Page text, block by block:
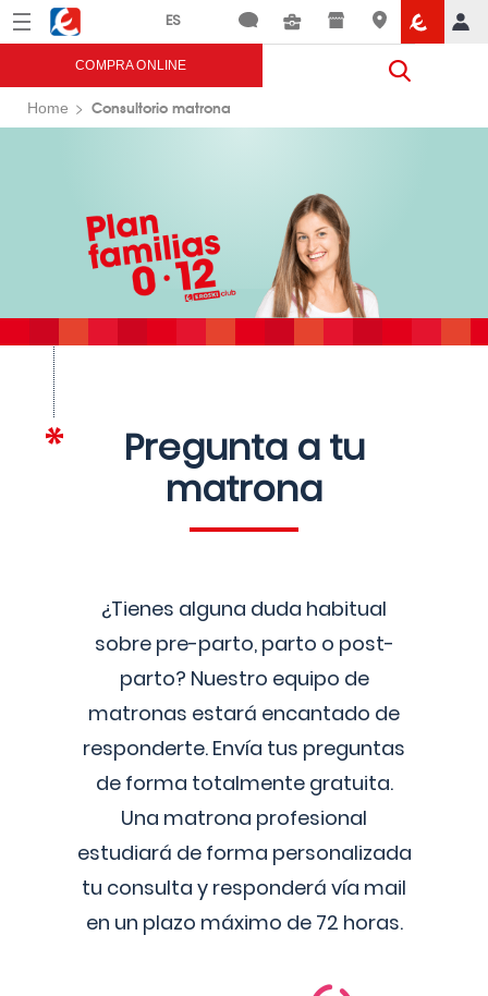
Menú Eroski
COMPRA ONLINE
Home Consultorio matrona
Pregunta a tu
matrona
¿Tienes alguna duda habitual
sobre pre-parto, parto o post-
parto? Nuestro equipo de
matronas estará encantado de
responderte. Envía tus preguntas
de forma totalmente gratuita.
Una matrona profesional
estudiará de forma personalizada
tu consulta y responderá vía mail
en un plazo máximo de 72 horas.